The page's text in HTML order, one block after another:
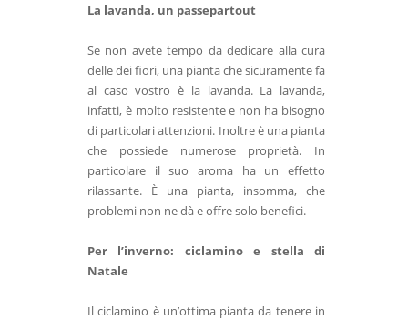
La lavanda, un passepartout
Se non avete tempo da dedicare alla cura
delle dei fiori, una pianta che sicuramente fa
al caso vostro è la lavanda. La lavanda,
infatti, è molto resistente e non ha bisogno
di particolari attenzioni. Inoltre è una pianta
che possiede numerose proprietà. In
particolare ilsuo aroma ha un effetto
rilassante. È una pianta, insomma, che
problemi non ne dà e offresolo benefici.
Per l’inverno: ciclamino e stella di
Natale
Il ciclamino è un’ottima pianta da tenere in